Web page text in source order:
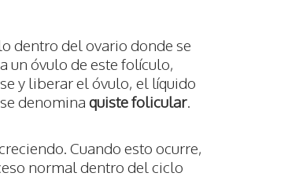
dentro del ovario donde se
un óvulo de este folículo,
y liberar el óvulo, el líquido
denomina quiste folicular.
Cuando esto ocurre,
normal dentro del ciclo